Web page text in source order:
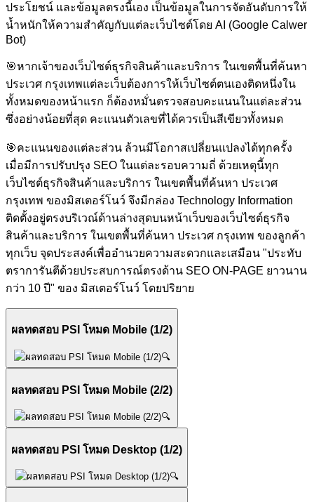
ประโยชน์ และข้อมูลตรงนี้เอง เป็นข้อมูลในการจัดอันดับการให้
น้ำหนักให้ความสำคัญกับแต่ละเว็บไซต์โดย AI (Google Calwer
Bot)
🎯หากเจ้าของเว็บไซต์ธุรกิจสินค้าและบริการ ในเขตพื้นที่ค้นหา
ประเวศ กรุงเทพแต่ละเว็บต้องการให้เว็บไซต์ตนเองติดหนึ่งใน
ทั้งหมดของหน้าแรก ก็ต้องหมั่นตรวจสอบคะแนนในแต่ละส่วน
ซึ่งอย่างน้อยที่สุด คะแนนตัวเลขที่ได้ควรเป็นสีเขียวทั้งหมด
🎯คะแนนของแต่ละส่วน ล้วนมีโอกาสเปลี่ยนแปลงได้ทุกครั้ง
เมื่อมีการปรับปรุง SEO ในแต่ละรอบความถี่ ด้วยเหตุนี้ทุก
เว็บไซต์ธุรกิจสินค้าและบริการ ในเขตพื้นที่ค้นหา ประเวศ
กรุงเทพ ของมิสเตอร์โนว์ จึงมีกล่อง Technology Information
ติดตั้งอยู่ตรงบริเวณ์ด้านล่างสุดบนหน้าเว็บของเว็บไซต์ธุรกิจ
สินค้าและบริการ ในเขตพื้นที่ค้นหา ประเวศ กรุงเทพ ของลูกค้า
ทุกเว็บ จุดประสงค์เพื่ออำนวยความสะดวกและเสมือน "ประทับ
ตราการันตีด้วยประสบการณ์ตรงด้าน SEO ON-PAGE ยาวนาน
กว่า 10 ปี" ของ มิสเตอร์โนว์ โดยปริยาย
ผลทดสอบ PSI โหมด Mobile (1/2)
🔍
ผลทดสอบ PSI โหมด Mobile (2/2)
🔍
ผลทดสอบ PSI โหมด Desktop (1/2)
🔍